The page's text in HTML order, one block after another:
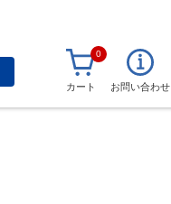
0
カート お問い合わせ